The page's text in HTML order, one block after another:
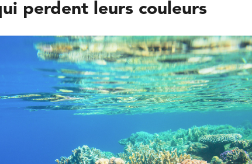
perdent leurs couleurs